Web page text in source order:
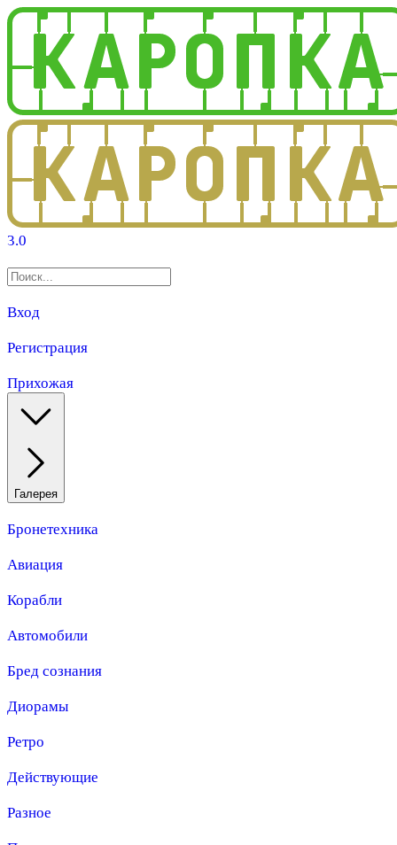
3.0
Вход
Регистрация
Прихожая
Галерея
Бронетехника
Авиация
Корабли
Автомобили
Бред сознания
Диорамы
Ретро
Действующие
Разное